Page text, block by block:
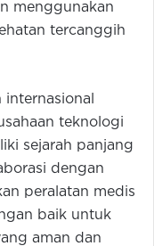
menggunakan
tercanggih
teknologi
sejarah panjang
dengan
peralatan medis
baik untuk
aman dan